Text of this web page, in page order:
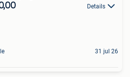
Details
31 jul 26